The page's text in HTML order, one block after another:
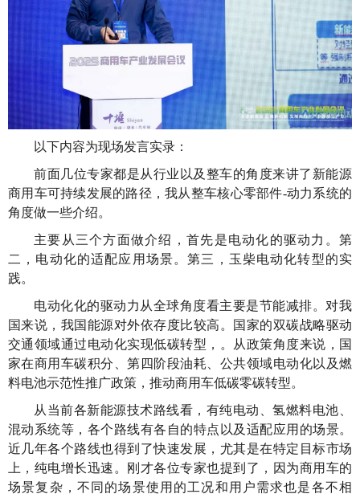
以下内容为现场发言实录：
前面几位专家都是从行业以及整车的角度来讲了新能源
商用车可持续发展的路径，我从整车核心零部件-动力系统的
角度做一些介绍。
主要从三个方面做介绍，首先是电动化的驱动力。第
二，电动化的适配应用场景。第三，玉柴电动化转型的实
践。
电动化化的驱动力从全球角度看主要是节能减排。对我
国来说，我国能源对外依存度比较高。国家的双碳战略驱动
交通领域通过电动化实现低碳转型，。从政策角度来说，国
家在商用车碳积分、第四阶段油耗、公共领域电动化以及燃
料电池示范性推广政策，推动商用车低碳零碳转型。
从当前各新能源技术路线看，有纯电动、氢燃料电池、
混动系统等，各个路线有各自的特点以及适配应用的场景。
近几年各个路线也得到了快速发展，尤其是在特定目标市场
上，纯电增长迅速。刚才各位专家也提到了，因为商用车的
场景复杂，不同的场景使用的工况和用户需求也是各不相